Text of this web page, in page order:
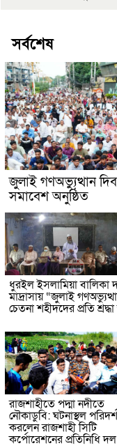
সর্বশেষ
জুলাই গণঅভ্যুত্থান
সমাবেশ অনুষ্ঠিত
ধুরইল ইসলামিয়া বালিকা
মাদ্রাসায় “জুলাই
চেতনা শহীদদের প্রতি
রাজশাহীতে পদ্মা নদীতে
নৌকাডুবি: ঘটনাস্থল
করলেন রাজশাহী সিটি
কর্পোরেশনের প্রতিনিধি দল